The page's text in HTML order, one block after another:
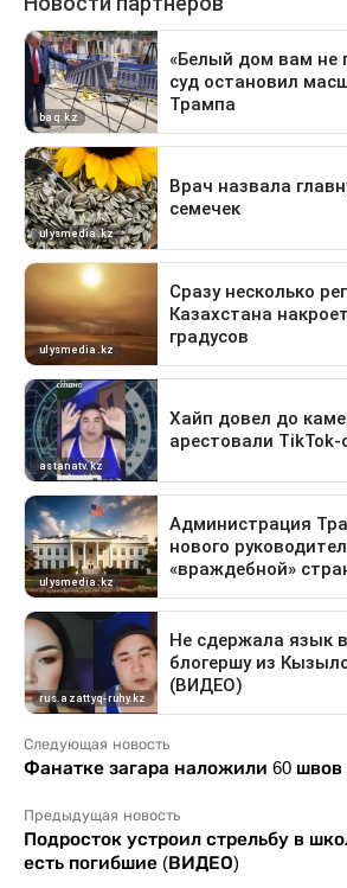
Следующая новость
Фанатке загара наложили 60
Предыдущая новость
Подросток устроил стрельбу в
есть погибшие (ВИДЕО)